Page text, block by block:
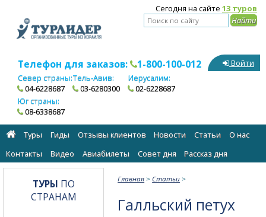
Сегодня на сайте 13 туров
Телефон для заказов: 1-800-100-012
Север страны:
04-6228687
Тель-Авив:
03-6280300
Иерусалим:
02-6228687
Юг страны:
08-6338687
Войти
Туры Гиды Отзывы клиентов Новости Статьи
О нас
Контакты
Видео Авиабилеты Cовет дня Рассказ дня
Главная > Статьи >
Галльский петух
ТУРЫ ПО
СТРАНАМ